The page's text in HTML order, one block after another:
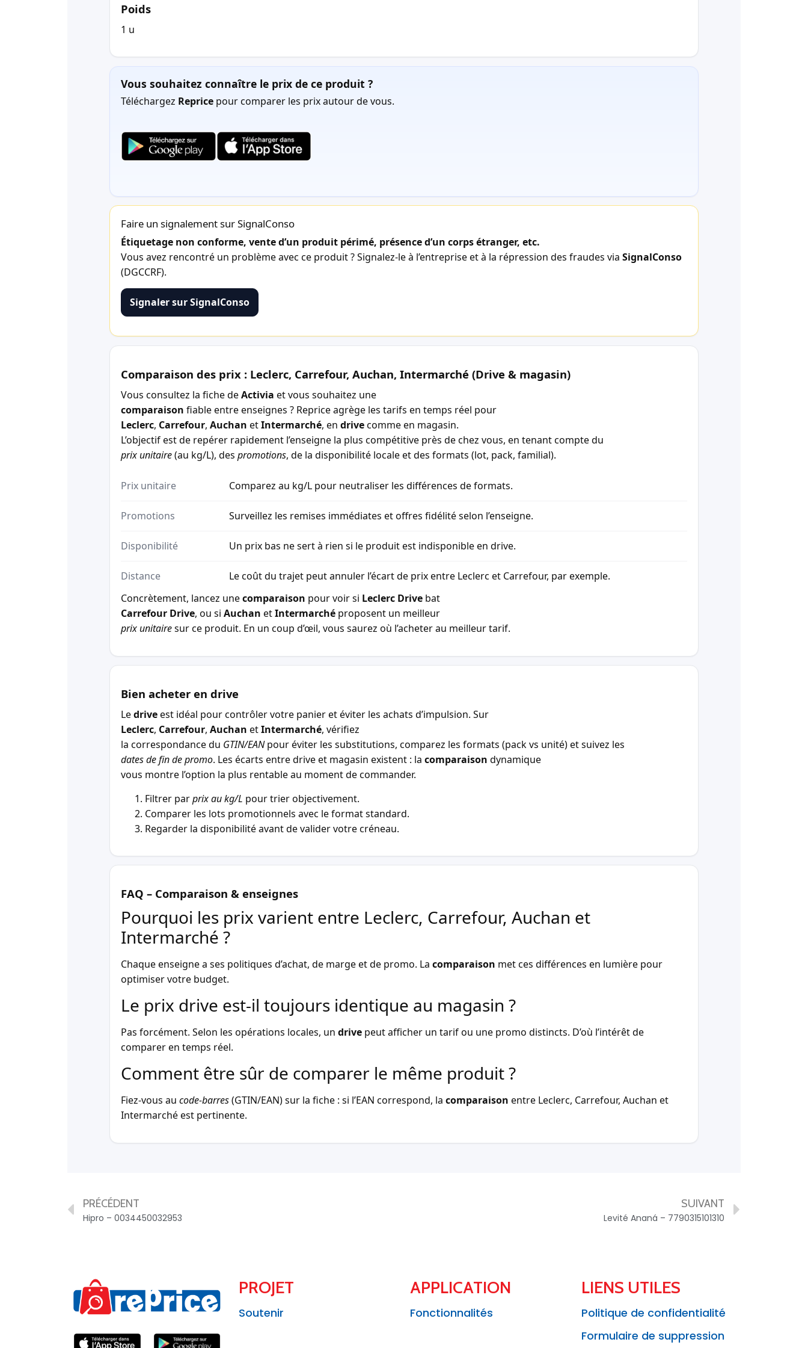
Poids
1 u
Vous souhaitez connaître le prix de ce produit ?
Téléchargez Reprice pour comparer les prix autour de vous.
Faire un signalement sur SignalConso
Étiquetage non conforme, vente d’un produit périmé, présence d’un corps étranger, etc.
Vous avez rencontré un problème avec ce produit ? Signalez-le à l’entreprise et à la répression des fraudes via SignalConso
(DGCCRF).
Signaler sur SignalConso
Comparaison des prix : Leclerc, Carrefour, Auchan, Intermarché (Drive & magasin)
Vous consultez la fiche deActivia et vous souhaitez une
comparaison fiable entre enseignes ? Reprice agrège les tarifs en temps réel pour
Leclerc, Carrefour, Auchan etIntermarché, en drivecomme en magasin.
L’objectif est de repérer rapidement l’enseigne la plus compétitive près de chez vous, en tenant compte du
prix unitaire(au kg/L), des promotions, de la disponibilité locale et des formats (lot, pack, familial).
Prix unitaire Comparez au kg/L pour neutraliser les différences de formats.
Promotions Surveillez les remises immédiates et offres fidélité selon l’enseigne.
Disponibilité Un prix bas ne sert à rien si le produit est indisponible en drive.
Distance
Le coût du trajet peut annuler l’écart de prix entre Leclerc et Carrefour, par exemple.
Concrètement, lancez unecomparaison pour voir si Leclerc Drive bat
Carrefour Drive, ou si Auchan etIntermarché proposent un meilleur
prix unitairesur ce produit. En un coup d’œil, vous saurez où l’acheter au meilleur tarif.
Bien acheter en drive
Ledriveest idéal pour contrôler votre panier et éviter les achats d’impulsion. Sur
Leclerc, Carrefour, Auchan etIntermarché, vérifiez
la correspondance du GTIN/EANpour éviter les substitutions, comparez les formats (pack vs unité) et suivez les
dates de fin de promo. Les écarts entre drive et magasin existent : la comparaison dynamique
vous montre l’option la plus rentable au moment de commander.
Filtrer parprix au kg/L pour trier objectivement.
Comparer les lots promotionnels avec le format standard.
Regarder la disponibilité avant de valider votre créneau.
FAQ – Comparaison & enseignes
Pourquoi les prix varient entre Leclerc, Carrefour, Auchan et
Intermarché ?
Chaque enseigne a ses politiques d’achat, de marge et de promo. La comparaison met ces différences en lumière pour
optimiser votre budget.
Le prix drive est-il toujours identique au magasin ?
Pas forcément. Selon les opérations locales, un drive peut afficher un tarif ou une promo distincts. D’où l’intérêt de
comparer en temps réel.
Comment être sûr de comparer le même produit ?
Fiez-vous au code-barres(GTIN/EAN) sur la fiche : si l’EAN correspond, la comparaison entre Leclerc, Carrefour, Auchan et
Intermarché est pertinente.
PRÉCÉDENT
Hipro – 0034450032953
SUIVANT
Levité Ananá – 7790315101310
PROJET
Soutenir
APPLICATION
Fonctionnalités
LIENS UTILES
Politique de confidentialité
Formulaire de suppression